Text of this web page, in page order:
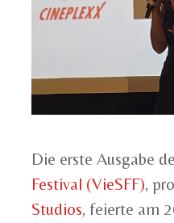
Die erste Ausgabe
Festival (VieSFF),
Studios, feierte am